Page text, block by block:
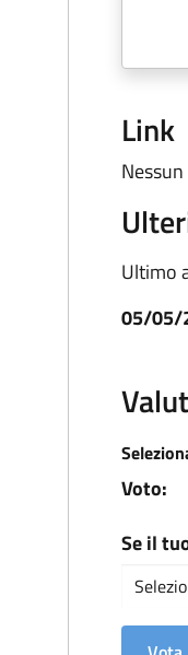
Link
Ultimo
05/05/
Voto:
Se il